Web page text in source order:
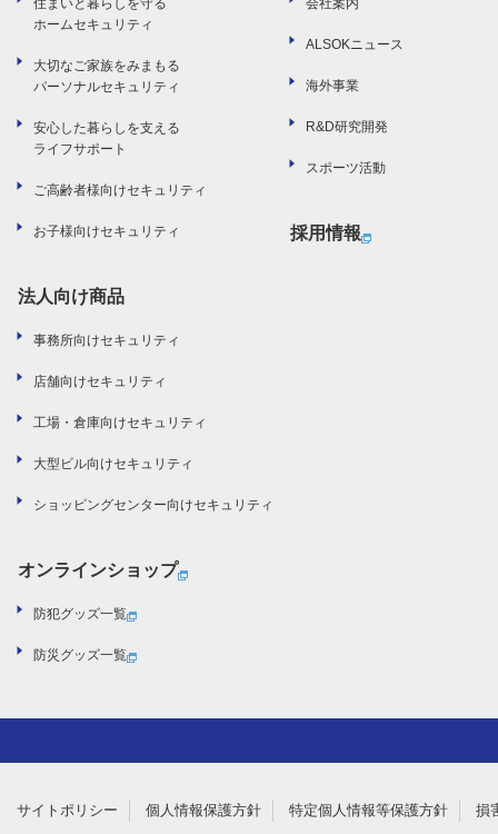
住まいと暮らしを守る
ホームセキュリティ
大切なご家族をみまもる
パーソナルセキュリティ
安心した暮らしを支える
ライフサポート
ご高齢者様向けセキュリティ
お子様向けセキュリティ
法人向け商品
事務所向けセキュリティ
店舗向けセキュリティ
工場・倉庫向けセキュリティ
大型ビル向けセキュリティ
ショッピングセンター向けセキュリティ
オンラインショップ
防犯グッズ一覧
防災グッズ一覧
会社案内
ALSOKニュース
海外事業
R&D研究開発
スポーツ活動
採用情報
サイトポリシー 個人情報保護方針 特定個人情報等保護方針 損